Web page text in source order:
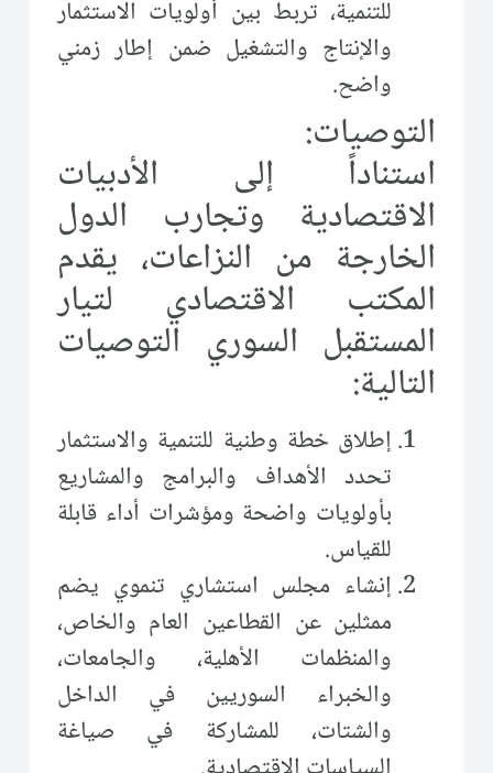
للتنمية، تربط بين أولويات الاستثمار
والإنتاج والتشغيل ضمن إطار زمني
واضح.
التوصيات:
استناداً إلى الأدبيات
الاقتصادية وتجارب الدول
الخارجة من النزاعات، يقدم
المكتب الاقتصادي لتيار
المستقبل السوري التوصيات
التالية:
إطلاق خطة وطنية للتنمية والاستثمار
تحدد الأهداف والبرامج والمشاريع
بأولويات واضحة ومؤشرات أداء قابلة
للقياس.
إنشاء مجلس استشاري تنموي يضم
ممثلين عن القطاعين العام والخاص،
والمنظمات الأهلية، والجامعات،
والخبراء السوريين في الداخل
والشتات، للمشاركة في صياغة